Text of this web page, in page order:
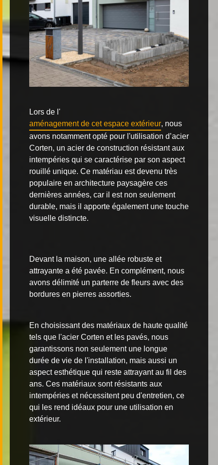
Lors de l'
aménagement de cet espace extérieur, nous
avons notamment opté pour l'utilisation d’acier
Corten, un acier de construction résistant aux
intempéries qui se caractérise par son aspect
rouillé unique. Ce matériau est devenu très
populaire en architecture paysagère ces
dernières années, car il est non seulement
durable, mais il apporte également une touche
visuelle distincte.
Devant la maison, une allée robuste et
attrayante a été pavée. En complément, nous
avons délimité un parterre de fleurs avec des
bordures en pierres assorties.
En choisissant des matériaux de haute qualité
tels que l'acier Corten et les pavés, nous
garantissons non seulement une longue
durée de vie de l'installation, mais aussi un
aspect esthétique qui reste attrayant au fil des
ans. Ces matériaux sont résistants aux
intempéries et nécessitent peu d'entretien, ce
qui les rend idéaux pour une utilisation en
extérieur.